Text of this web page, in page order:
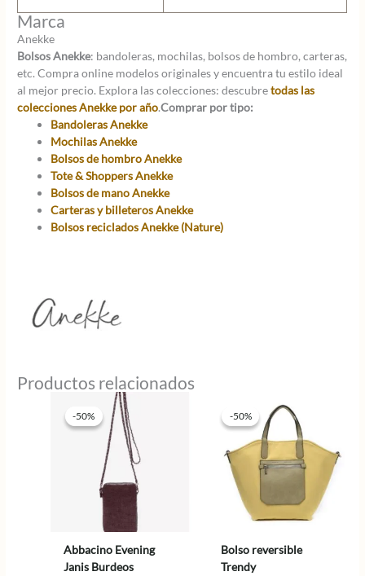
Marca
Anekke
Bolsos Anekke: bandoleras, mochilas, bolsos de hombro, carteras,
etc. Compra online modelos originales y encuentra tu estilo ideal
al mejor precio. Explora las colecciones: descubretodas las
colecciones Anekke por año.Comprar por tipo:
Bandoleras Anekke
Mochilas Anekke
Bolsos de hombro Anekke
Tote & Shoppers Anekke
Bolsos de mano Anekke
Carteras y billeteros Anekke
Bolsos reciclados Anekke (Nature)
Productos relacionados
-50%
-50%
Abbacino Evening
Janis Burdeos
-50%
-50%
Bolso reversible
Trendy